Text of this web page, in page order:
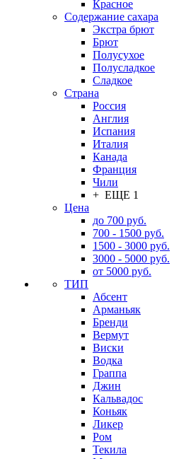
Красное
Содержание сахара
Экстра брют
Брют
Полусухое
Полусладкое
Сладкое
Страна
Россия
Англия
Испания
Италия
Канада
Франция
Чили
+ ЕЩЕ 1
Цена
до 700 руб.
700 - 1500 руб.
1500 - 3000 руб.
3000 - 5000 руб.
от 5000 руб.
ТИП
Абсент
Арманьяк
Бренди
Вермут
Виски
Водка
Граппа
Джин
Кальвадос
Коньяк
Ликер
Ром
Текила